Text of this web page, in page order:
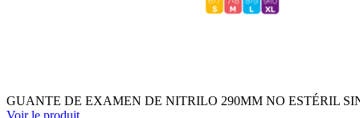
GUANTE DE EXAMEN DE NITRILO 290MM NO ESTÉRIL
Voir le produit